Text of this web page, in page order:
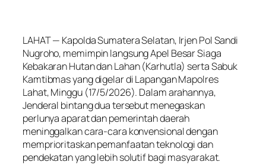
LAHAT — Kapolda Sumatera Selatan, Irjen Pol Sandi
Nugroho, memimpin langsung Apel Besar Siaga
Kebakaran Hutan dan Lahan (Karhutla) serta Sabuk
Kamtibmas yang digelar di Lapangan Mapolres
Lahat, Minggu (17/5/2026). Dalam arahannya,
Jenderal bintang dua tersebut menegaskan
perlunya aparat dan pemerintah daerah
meninggalkan cara-cara konvensional dengan
memprioritaskan pemanfaatan teknologi dan
pendekatan yang lebih solutif bagi masyarakat.